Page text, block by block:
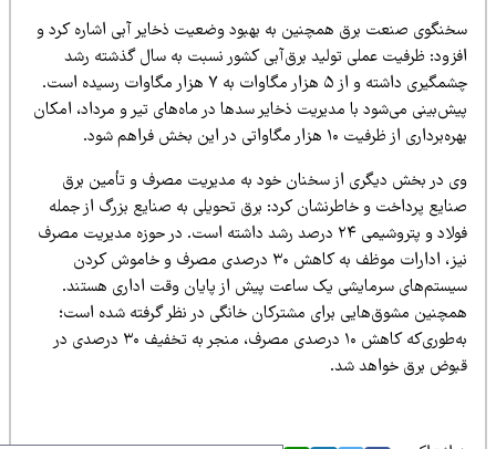
صنعت برق همچنین به بهبود وضعیت ذخایر آبی اشاره کرد و
ظرفیت عملی تولید برق‌آبی کشور نسبت به سال گذشته رشد
چشمگیری داشته و از ۵ هزار مگاوات به ۷ هزار مگاوات رسیده است.
می‌شود با مدیریت ذخایر سدها در ماه‌های تیر و مرداد، امکان
از ظرفیت ۱۰ هزار مگاواتی در این بخش فراهم شود.
در بخش دیگری از سخنان خود به مدیریت مصرف و تأمین برق
پرداخت و خاطرنشان کرد: برق تحویلی به صنایع بزرگ از جمله
فولاد و پتروشیمی ۲۴ درصد رشد داشته است. در حوزه مدیریت مصرف
نیز، ادارات موظف به کاهش ۳۰ درصدی مصرف و خاموش کردن
سرمایشی یک ساعت پیش از پایان وقت اداری هستند.
مشوق‌هایی برای مشترکان خانگی در نظر گرفته شده است؛
به‌طوری‌که کاهش ۱۰ درصدی مصرف، منجر به تخفیف ۳۰ درصدی در
برق خواهد شد.